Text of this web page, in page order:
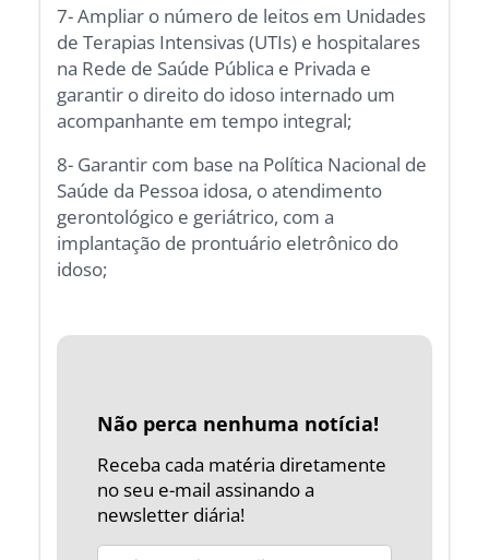
7- Ampliar o número de leitos em Unidades
de Terapias Intensivas (UTIs) e hospitalares
na Rede de Saúde Pública e Privada e
garantir o direito do idoso internado um
acompanhante em tempo integral;
8- Garantir com base na Política Nacional de
Saúde da Pessoa idosa, o atendimento
gerontológico e geriátrico, com a
implantação de prontuário eletrônico do
idoso;
Não perca nenhuma notícia!
Receba cada matéria diretamente
no seu e-mail assinando a
newsletter diária!